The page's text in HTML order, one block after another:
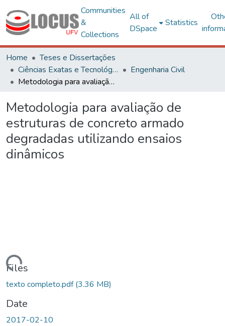
Communities
&
Collections
All of
DSpace
Statistics
Home
Teses e Dissertações
Ciências Exatas e Tecnológicas
Engenharia Civil
Metodologia para avaliação de estruturas de concreto armado degradadas utilizando ensaios dinâmicos
Metodologia para avaliação de
estruturas de concreto armado
degradadas utilizando ensaios
dinâmicos
Files
texto completo.pdf(3.36 MB)
Date
2017-02-10